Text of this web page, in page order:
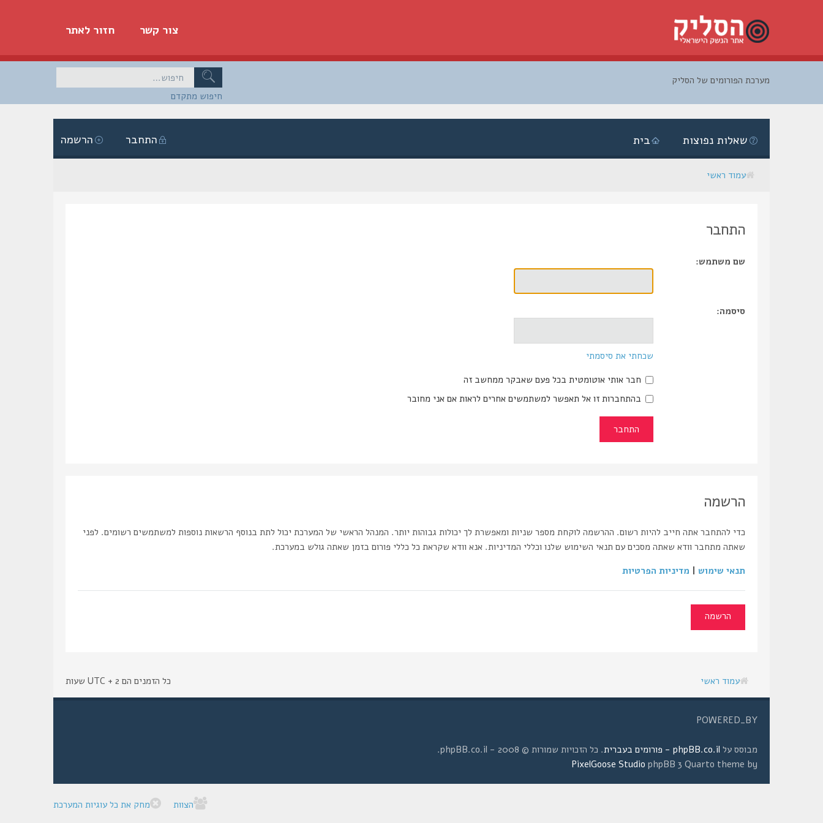
חזור לאתר צור קשר
חיפוש מתקדם
מערכת הפורומים של הסליק
הרשמה התחבר בית שאלות נפוצות
עמוד ראשי
התחבר
שם משתמש:
סיסמה:
שכחתי את סיסמתי
חבר אותי אוטומטית בכל פעם שאבקר ממחשב זה
בהתחברות זו אל תאפשר למשתמשים אחרים לראות אם אני מחובר
הרשמה
כדי להתחבר אתה חייב להיות רשום. ההרשמה לוקחת מספר שניות ומאפשרת לך יכולות גבוהות יותר. המנהל הראשי של המערכת יכול לתת בנוסף הרשאות נוספות למשתמשים רשומים. לפני
שאתה מתחבר וודא שאתה מסכים עם תנאי השימוש שלנו וכללי המדיניות. אנא וודא שקראת כל כללי פורום בזמן שאתה גולש במערכת.
תנאי שימוש | מדיניות הפרטיות
הרשמה
עמוד ראשי כל הזמנים הם UTC + 2 שעות
POWERED_BY
מבוסס על phpBB.co.il - פורומים בעברית
. כל הזכויות שמורות © 2008 - phpBB.co.il.
phpBB 3 Quarto theme by
PixelGoose Studio
הצוות מחק את כל עוגיות המערכת